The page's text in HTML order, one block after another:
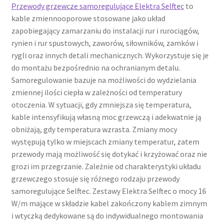
Przewody grzewcze samoregulujące Elektra Selftecto
kable zmiennooporowe stosowane jako układ
zapobiegający zamarzaniu do instalacji rur i rurociągów,
rynien i rur spustowych, zaworów, siłowników, zamków i
rygli oraz innych detali mechanicznych. Wykorzystuje się je
do montażu bezpośrednio na ochranianym detalu.
Samoregulowanie bazuje na możliwości do wydzielania
zmiennej ilości ciepła w zależności od temperatury
otoczenia. W sytuacji, gdy zmniejsza się temperatura,
kable intensyfikują własną moc grzewczą i adekwatnie ją
obniżają, gdy temperatura wzrasta. Zmiany mocy
występują tylko w miejscach zmiany temperatur, zatem
przewody mają możliwość się dotykać i krzyżować oraz nie
grozi im przegrzanie. Zależnie od charakterystyki układu
grzewczego stosuje się różnego rodzaju przewody
samoregulujące Selftec. Zestawy Elektra Selftec o mocy 16
W/m mające w składzie kabel zakończony kablem zimnym
i wtyczką dedykowane są do indywidualnego montowania